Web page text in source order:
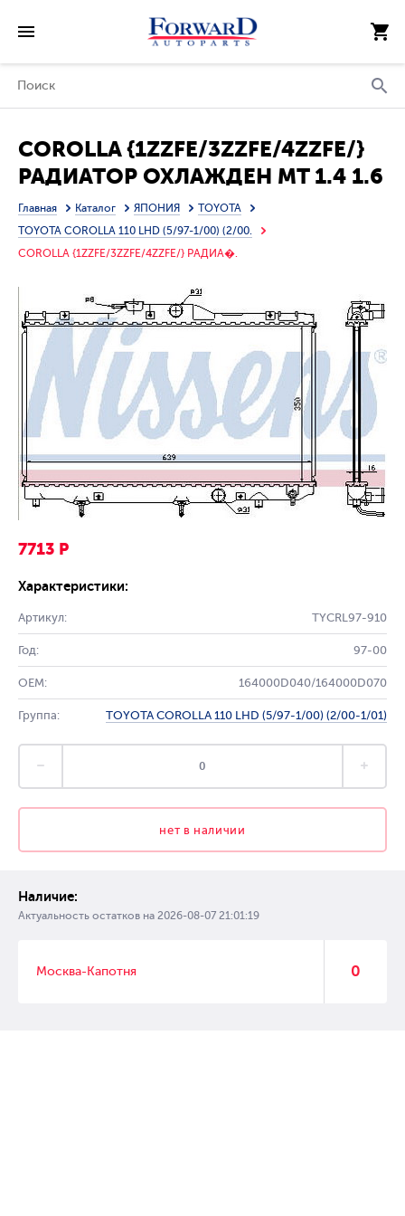
COROLLA {1ZZFE/3ZZFE/4ZZFE/}
РАДИАТОР ОХЛАЖДЕН MT 1.4 1.6
1.8 (1 ряд)
Главная Каталог ЯПОНИЯ
TOYOTA
TOYOTA COROLLA 110 LHD (5/97-1/00) (2/00.
COROLLA {1ZZFE/3ZZFE/4ZZFE/} РАДИА�.
7713 Р
Характеристики:
Артикул: TYCRL97-910
Год: 97-00
OEM: 164000D040/164000D070
Группа: TOYOTA COROLLA 110 LHD (5/97-1/00) (2/00-1/01)
нет в наличии
Наличие:
Актуальность остатков на 2026-08-07 21:01:19
Москва-Капотня 0